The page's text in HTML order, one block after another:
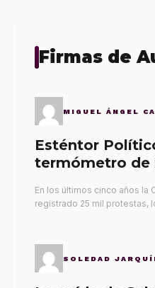
Firmas de
MIGUEL ÁNGEL
Esténtor
termómetro de
En los últimos cinco años la
registrado 25 mil protestas,
SOLEDAD